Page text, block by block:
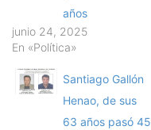
años
junio 24, 2025
En «Política»
Santiago Gallón
Henao, de sus
63 años pasó 45